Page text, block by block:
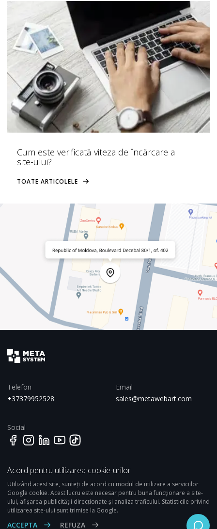
Cum este verificată viteza de încărcare a
site-ului?
TOATE ARTICOLELE
Telefon
+37379952528
Email
sales@metawebart.com
Social
Adresa
358 Kosciuszko st., Brooklyn,
NY, USA 11221
Acord pentru utilizarea cookie-urilor
Utilizând acest site, sunteți de acord cu modul de utilizare a serviciilor
Google cookie. Acest lucru este necesar pentru buna funcționare a site-
ului, afișarea publicității direcționate și analiza traficului. Statisticile privind
utilizarea site-ului sunt trimise la Google.
ACCEPTA REFUZA